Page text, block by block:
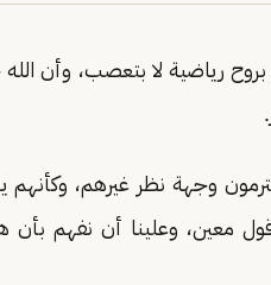
رياضية لا بتعصب، وأن
وجهة نظر غيرهم،
معين، وعلينا أن نفهم بأن